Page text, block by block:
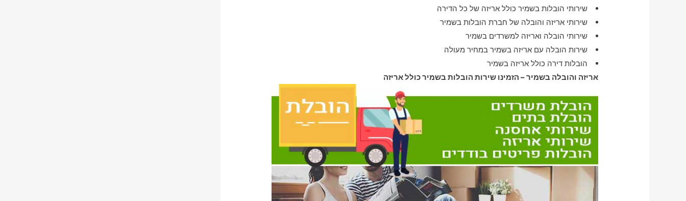
שירותי הובלות בשמיר כולל אריזה של כל הדירה
שירותי אריזה והובלה של חברת הובלות בשמיר
שירותי הובלה ואריזה למשרדים בשמיר
שירות הובלה עם אריזה בשמיר במחיר מעולה
הובלות דירה כולל אריזה בשמיר
אריזה והובלה בשמיר – הזמינו שירות הובלות בשמיר כולל אריזה